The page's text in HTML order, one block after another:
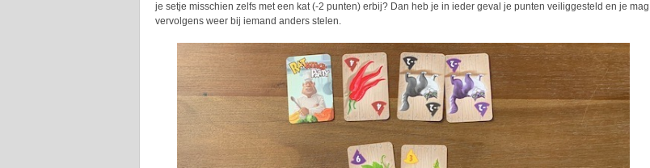
je setje misschien zelfs met een kat (-2 punten) erbij? Dan heb je in ieder geval je punten veiliggesteld en je mag
vervolgens weer bij iemand anders stelen.